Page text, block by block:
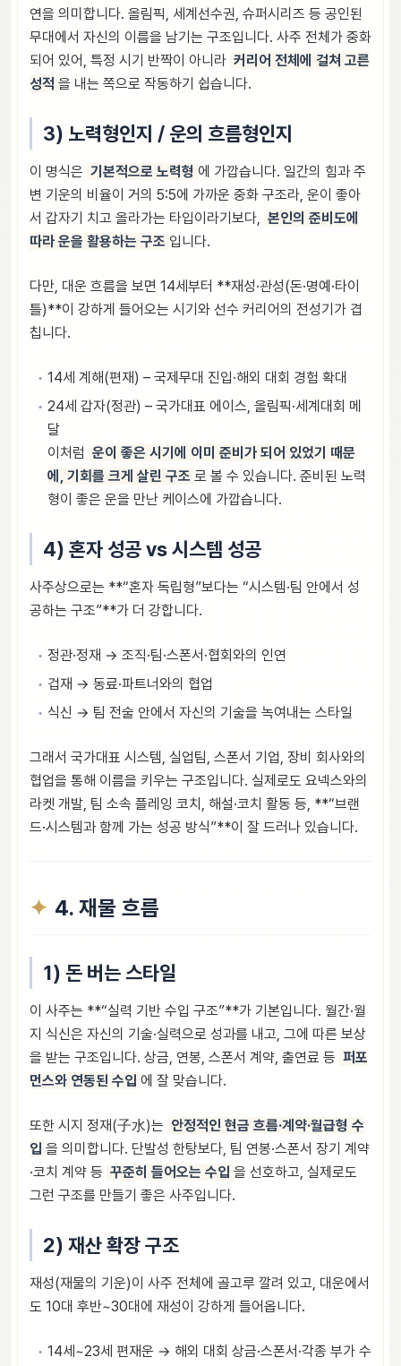
연을 의미합니다. 올림픽, 세계선수권, 슈퍼시리즈 등 공인된
무대에서 자신의 이름을 남기는 구조입니다. 사주 전체가 중화
되어 있어, 특정 시기 반짝이 아니라 커리어 전체에 걸쳐 고른
성적 을 내는 쪽으로 작동하기 쉽습니다.
3) 노력형인지 / 운의 흐름형인지
이 명식은 기본적으로 노력형 에 가깝습니다. 일간의 힘과 주
변 기운의 비율이 거의 5:5에 가까운 중화 구조라, 운이 좋아
서 갑자기 치고 올라가는 타입이라기보다, 본인의 준비도에
따라 운을 활용하는 구조 입니다.
다만, 대운 흐름을 보면 14세부터 **재성·관성(돈·명예·타이
틀)**이 강하게 들어오는 시기와 선수 커리어의 전성기가 겹
칩니다.
14세 계해(편재) – 국제무대 진입·해외 대회 경험 확대
24세 갑자(정관) – 국가대표 에이스, 올림픽·세계대회 메
달
이처럼 운이 좋은 시기에 이미 준비가 되어 있었기 때문
에, 기회를 크게 살린 구조 로 볼 수 있습니다. 준비된 노력
형이 좋은 운을 만난 케이스에 가깝습니다.
4) 혼자 성공 vs 시스템 성공
사주상으로는 **“혼자 독립형”보다는 “시스템·팀 안에서 성
공하는 구조”**가 더 강합니다.
정관·정재 → 조직·팀·스폰서·협회와의 인연
겁재 → 동료·파트너와의 협업
식신 → 팀 전술 안에서 자신의 기술을 녹여내는 스타일
그래서 국가대표 시스템, 실업팀, 스폰서 기업, 장비 회사와의
협업을 통해 이름을 키우는 구조입니다. 실제로도 요넥스와의
라켓 개발, 팀 소속 플레잉 코치, 해설·코치 활동 등, **“브랜
드·시스템과 함께 가는 성공 방식”**이 잘 드러나 있습니다.
4. 재물 흐름
1) 돈 버는 스타일
이 사주는 **“실력 기반 수입 구조”**가 기본입니다. 월간·월
지 식신은 자신의 기술·실력으로 성과를 내고, 그에 따른 보상
을 받는 구조입니다. 상금, 연봉, 스폰서 계약, 출연료 등 퍼포
먼스와 연동된 수입 에 잘 맞습니다.
또한 시지 정재(子水)는 안정적인 현금 흐름·계약·월급형 수
입 을 의미합니다. 단발성 한탕보다, 팀 연봉·스폰서 장기 계약
·코치 계약 등 꾸준히 들어오는 수입 을 선호하고, 실제로도
그런 구조를 만들기 좋은 사주입니다.
2) 재산 확장 구조
재성(재물의 기운)이 사주 전체에 골고루 깔려 있고, 대운에서
도 10대 후반~30대에 재성이 강하게 들어옵니다.
14세~23세 편재운 → 해외 대회 상금·스폰서·각종 부가 수